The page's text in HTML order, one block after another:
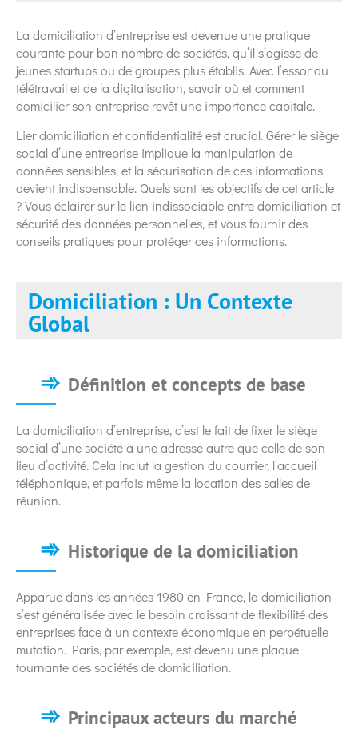
La domiciliation d’entreprise est devenue une pratique
courante pour bon nombre de sociétés, qu’il s’agisse de
jeunes startups ou de groupes plus établis. Avec l’essor du
télétravail et de la digitalisation, savoir où et comment
domicilier son entreprise revêt une importance capitale.
Lier domiciliation et confidentialité est crucial. Gérer le siège
social d’une entreprise implique la manipulation de
données sensibles, et la sécurisation de ces informations
devient indispensable. Quels sont les objectifs de cet article
? Vous éclairer sur le lien indissociable entre domiciliation et
sécurité des données personnelles, et vous fournir des
conseils pratiques pour protéger ces informations.
Domiciliation : Un Contexte
Global
Définition et concepts de base
La domiciliation d’entreprise, c’est le fait de fixer le siège
social d’une société à une adresse autre que celle de son
lieu d’activité. Cela inclut la gestion du courrier, l’accueil
téléphonique, et parfois même la location des salles de
réunion.
Historique de la domiciliation
Apparue dans les années 1980 en France, la domiciliation
s’est généralisée avec le besoin croissant de flexibilité des
entreprises face à un contexte économique en perpétuelle
mutation. Paris, par exemple, est devenu une plaque
tournante des sociétés de domiciliation.
Principaux acteurs du marché